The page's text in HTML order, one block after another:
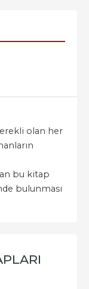
olan her
bu kitap
bulunması